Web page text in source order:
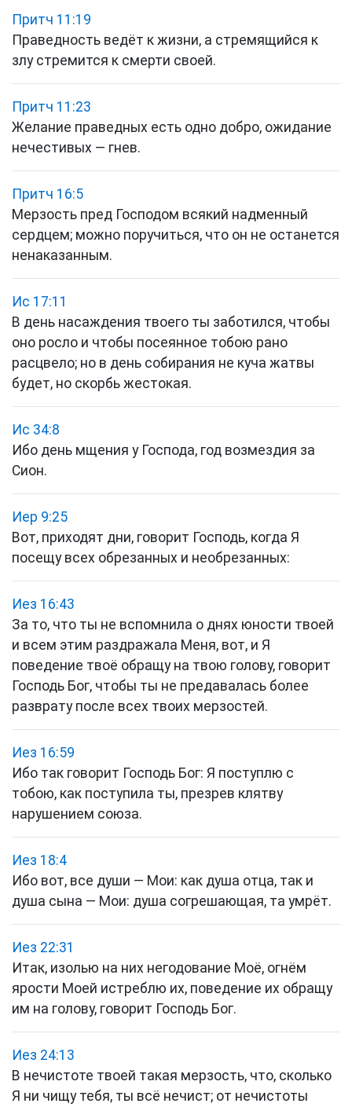
Притч 11:19
Праведность ведёт к жизни, а стремящийся к
злу стремится к смерти своей.
Притч 11:23
Желание праведных есть одно добро, ожидание
нечестивых — гнев.
Притч 16:5
Мерзость пред Господом всякий надменный
сердцем; можно поручиться, что он не останется
ненаказанным.
Ис 17:11
В день насаждения твоего ты заботился, чтобы
оно росло и чтобы посеянное тобою рано
расцвело; но в день собирания не куча жатвы
будет, но скорбь жестокая.
Ис 34:8
Ибо день мщения у Господа, год возмездия за
Сион.
Иер 9:25
Вот, приходят дни, говорит Господь, когда Я
посещу всех обрезанных и необрезанных:
Иез 16:43
За то, что ты не вспомнила о днях юности твоей
и всем этим раздражала Меня, вот, и Я
поведение твоё обращу на твою голову, говорит
Господь Бог, чтобы ты не предавалась более
разврату после всех твоих мерзостей.
Иез 16:59
Ибо так говорит Господь Бог: Я поступлю с
тобою, как поступила ты, презрев клятву
нарушением союза.
Иез 18:4
Ибо вот, все души — Мои: как душа отца, так и
душа сына — Мои: душа согрешающая, та умрёт.
Иез 22:31
Итак, изолью на них негодование Моё, огнём
ярости Моей истреблю их, поведение их обращу
им на голову, говорит Господь Бог.
Иез 24:13
В нечистоте твоей такая мерзость, что, сколько
Я ни чищу тебя, ты всё нечист; от нечистоты